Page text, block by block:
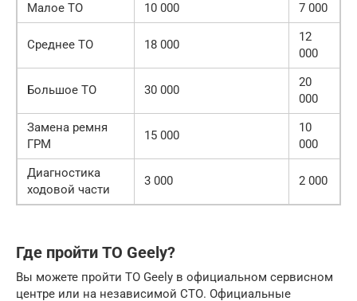
Малое ТО
10 000 7 000
Среднее ТО 18 000
12
000
Большое ТО 30 000
20
000
Замена ремня
ГРМ
15 000
10
000
Диагностика
ходовой части
3 000 2 000
Где пройти ТО Geely?
Вы можете пройти ТО Geely в официальном сервисном
центре или на независимой СТО. Официальные